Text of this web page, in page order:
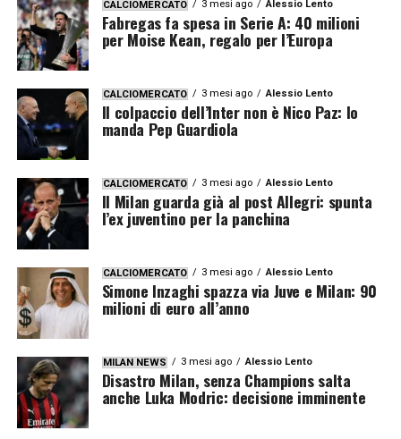
CALCIOMERCATO 3 mesi ago Alessio Lento
Fabregas fa spesa in Serie A: 40 milioni
per Moise Kean, regalo per l’Europa
CALCIOMERCATO 3 mesi ago Alessio Lento
Il colpaccio dell’Inter non è Nico Paz: lo
manda Pep Guardiola
CALCIOMERCATO 3 mesi ago Alessio Lento
Il Milan guarda già al post Allegri: spunta
l’ex juventino per la panchina
CALCIOMERCATO 3 mesi ago Alessio Lento
Simone Inzaghi spazza via Juve e Milan: 90
milioni di euro all’anno
MILAN NEWS 3 mesi ago Alessio Lento
Disastro Milan, senza Champions salta
anche Luka Modric: decisione imminente